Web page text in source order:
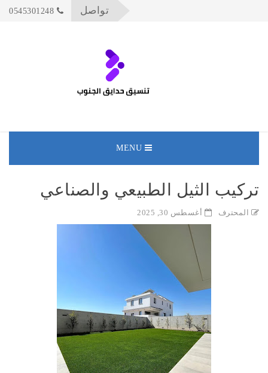
تواصل
MENU
تركيب الثيل الطبيعي والصناعي
المحترف أغسطس 30, 2025